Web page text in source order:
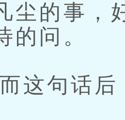
尘的事，
的问。
这句话后